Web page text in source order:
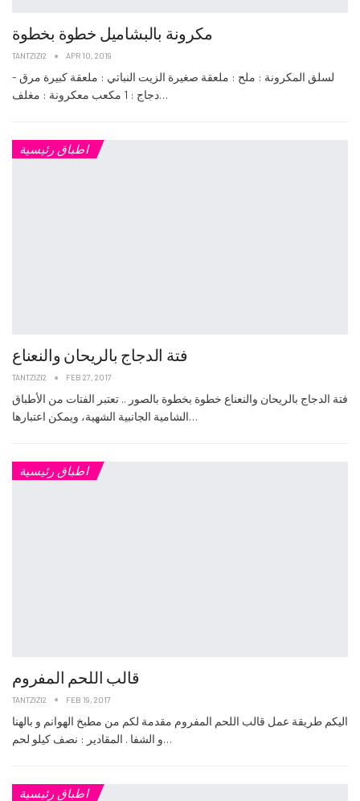
مكرونة بالبشاميل خطوة بخطوة
TANTZIZI2 APR 10, 2019
- لسلق المكرونة : ملح : ملعقة صغيرة الزيت النباتي : ملعقة كبيرة مرق
دجاج : 1 مكعب معكرونة : مغلف…
اطباق رئيسية
فتة الدجاج بالريحان والنعناع
TANTZIZI2 FEB 27, 2017
فتة الدجاج بالريحان والنعناع خطوة بخطوة بالصور .. تعتبر الفتات من الأطباق
الشامية الجانبية الشهية، ويمكن اعتبارها…
اطباق رئيسية
قالب اللحم المفروم
TANTZIZI2 FEB 19, 2017
اليكم طريقة عمل قالب اللحم المفروم مقدمة لكم من مطبخ الهوانم و بالهنا
و الشفا . المقادير : نصف كيلو لحم…
اطباق رئيسية